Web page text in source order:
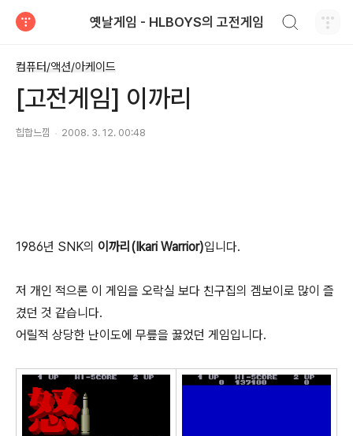
옛날게임 - HLBOYS의 고전게임
컴퓨터/액션/아케이드
[고전게임] 이까리
힙합느낌 2008. 3. 12. 00:48
1986년 SNK의 이까리(Ikari Warrior)입니다.
저 개인 적으론 이 게임을 오락실 보다 친구집의 겜보이로 많이 즐
겼던 것 같습니다.
어릴적 상당한 난이도에 무릎을 꿇었던 게임입니다.